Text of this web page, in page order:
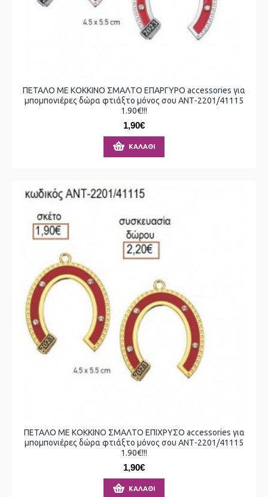
ΠΕΤΑΛΟ ΜΕ ΚΟΚΚΙΝΟ ΣΜΑΛΤΟ ΕΠΑΡΓΥΡΟ accessories για
μπομπονιέρες δώρα φτιάξτο μόνος σου ΑΝΤ-2201/41115
1.90€!!!
1,90€
ΚΑΛΆΘΙ
ΠΕΤΑΛΟ ΜΕ ΚΟΚΚΙΝΟ ΣΜΑΛΤΟ ΕΠΙΧΡΥΣΟ accessories για
μπομπονιέρες δώρα φτιάξτο μόνος σου ΑΝΤ-2201/41115
1.90€!!!
1,90€
ΚΑΛΆΘΙ